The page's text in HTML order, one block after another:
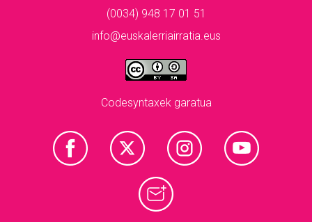
(0034) 948 17 01 51
info@euskalerriairratia.eus
Codesyntaxek garatua